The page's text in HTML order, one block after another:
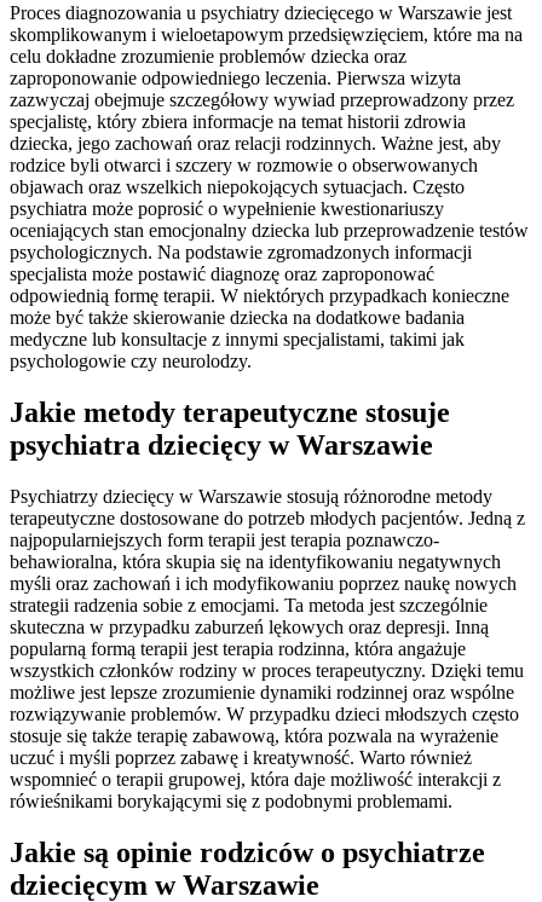
Proces diagnozowania u psychiatry dziecięcego w Warszawie jest
skomplikowanym i wieloetapowym przedsięwzięciem, które ma na
celu dokładne zrozumienie problemów dziecka oraz
zaproponowanie odpowiedniego leczenia. Pierwsza wizyta
zazwyczaj obejmuje szczegółowy wywiad przeprowadzony przez
specjalistę, który zbiera informacje na temat historii zdrowia
dziecka, jego zachowań oraz relacji rodzinnych. Ważne jest, aby
rodzice byli otwarci i szczery w rozmowie o obserwowanych
objawach oraz wszelkich niepokojących sytuacjach. Często
psychiatra może poprosić o wypełnienie kwestionariuszy
oceniających stan emocjonalny dziecka lub przeprowadzenie testów
psychologicznych. Na podstawie zgromadzonych informacji
specjalista może postawić diagnozę oraz zaproponować
odpowiednią formę terapii. W niektórych przypadkach konieczne
może być także skierowanie dziecka na dodatkowe badania
medyczne lub konsultacje z innymi specjalistami, takimi jak
psychologowie czy neurolodzy.
Jakie metody terapeutyczne stosuje
psychiatra dziecięcy w Warszawie
Psychiatrzy dziecięcy w Warszawie stosują różnorodne metody
terapeutyczne dostosowane do potrzeb młodych pacjentów. Jedną z
najpopularniejszych form terapii jest terapia poznawczo-
behawioralna, która skupia się na identyfikowaniu negatywnych
myśli oraz zachowań i ich modyfikowaniu poprzez naukę nowych
strategii radzenia sobie z emocjami. Ta metoda jest szczególnie
skuteczna w przypadku zaburzeń lękowych oraz depresji. Inną
popularną formą terapii jest terapia rodzinna, która angażuje
wszystkich członków rodziny w proces terapeutyczny. Dzięki temu
możliwe jest lepsze zrozumienie dynamiki rodzinnej oraz wspólne
rozwiązywanie problemów. W przypadku dzieci młodszych często
stosuje się także terapię zabawową, która pozwala na wyrażenie
uczuć i myśli poprzez zabawę i kreatywność. Warto również
wspomnieć o terapii grupowej, która daje możliwość interakcji z
rówieśnikami borykającymi się z podobnymi problemami.
Jakie są opinie rodziców o psychiatrze
dziecięcym w Warszawie